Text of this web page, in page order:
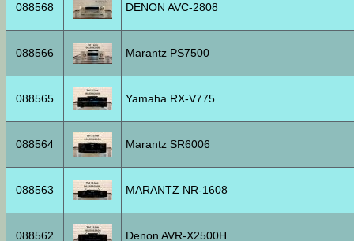
088568 DENON AVC-2808
088566 Marantz PS7500
088565 Yamaha RX-V775
088564 Marantz SR6006
088563 MARANTZ NR-1608
088562 Denon AVR-X2500H